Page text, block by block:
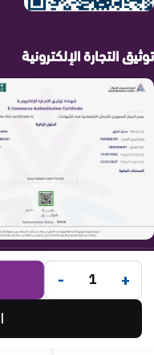
توثيق التجارة الإلكترونية
جميع الحقوق
تم
+
-